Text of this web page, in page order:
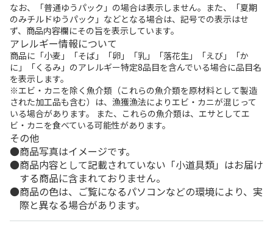
なお、「普通ゆうパック」の場合は表示しません。また、「夏期
のみチルドゆうパック」などとなる場合は、記号での表示はせ
ず、商品内容欄にその旨を表示しています。
アレルギー情報について
商品に「小麦」「そば」「卵」「乳」「落花生」「えび」「か
に」「くるみ」のアレルギー特定8品目を含んでいる場合に品目名
を表示します。
※エビ・カニを除く魚介類（これらの魚介類を原材料として製造
された加工品も含む）は、漁獲漁法によりエビ・カニが混じって
いる場合があります。 また、これらの魚介類は、エサとしてエ
ビ・カニを食べている可能性があります。
その他
商品写真はイメージです。
商品内容として記載されていない「小道具類」はお届け
する商品に含まれておりません。
商品の色は、ご覧になるパソコンなどの環境により、実
際と異なる場合があります。